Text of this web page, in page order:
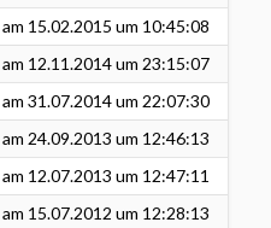
am 15.02.2015 um 10:45:08
am 12.11.2014um 23:15:07
am 31.07.2014um 22:07:30
am 24.09.2013 um 12:46:13
am 12.07.2013 um 12:47:11
am 15.07.2012 um 12:28:13